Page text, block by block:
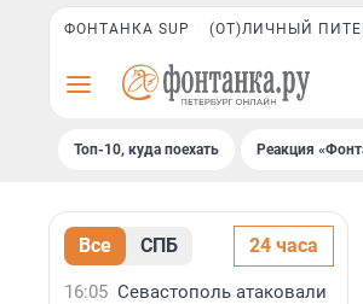
ФОНТАНКА SUP (ОТ)ЛИЧНЫЙ
Топ-10, куда поехать Реакция
Все СПБ 24 часа
16:05 Севастополь атаковали